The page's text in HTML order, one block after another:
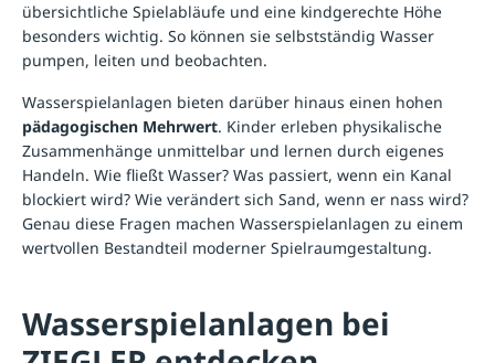
übersichtliche Spielabläufe und eine kindgerechte Höhe
besonders wichtig. So können sie selbstständig Wasser
pumpen, leiten und beobachten.
Wasserspielanlagen bieten darüber hinaus einen hohen
pädagogischen Mehrwert. Kinder erleben physikalische
Zusammenhänge unmittelbar und lernen durch eigenes
Handeln. Wie fließt Wasser? Was passiert, wenn ein Kanal
blockiert wird? Wie verändert sich Sand, wenn er nass wird?
Genau diese Fragen machen Wasserspielanlagen zu einem
wertvollen Bestandteil moderner Spielraumgestaltung.
Wasserspielanlagen bei